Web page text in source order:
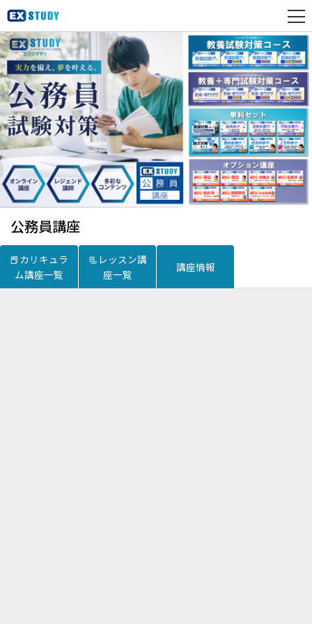
公務員講座
📕カリキュラ
ム講座一覧
📃レッスン講
座一覧
講座情報